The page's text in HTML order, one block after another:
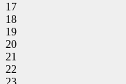
17
18
19
20
21
22